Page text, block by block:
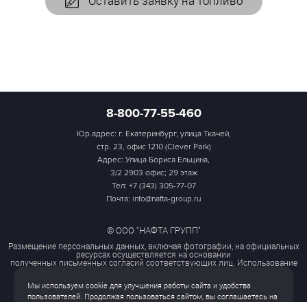
8-800-77-55-460
Юр.адрес: г. Екатеринбург, улица Ткачей,
стр. 23, офис 1210 (Clever Park)
Адрес: Улица Бориса Ельцина,
3/2 2903 офис; 29 этаж
Тел: +7 (343) 305-77-07
Почта: info@nafta-group.ru
© ООО "НАФТА ГРУПП"
Размещение персональных данных, включая фотографии, на официальных
ресурсах осуществляется на основании
полученных письменных согласий соответствующих лиц. Использование
Политика обработки персональных данных
Мы используем cookie для улучшения работы сайта и удобства
пользователей. Продолжая пользоваться сайтом, вы соглашаетесь на